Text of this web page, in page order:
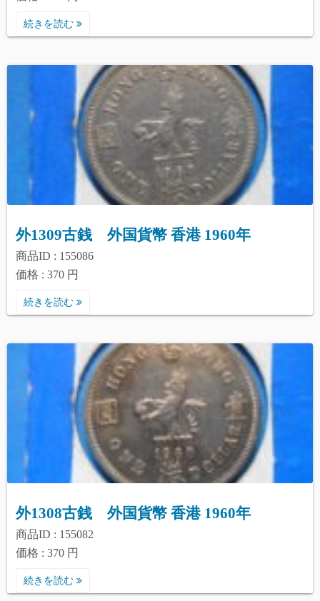
続きを読む
外1309古銭 外国貨幣 香港 1960年
商品ID : 155086
価格 : 370 円
続きを読む
外1308古銭 外国貨幣 香港 1960年
商品ID : 155082
価格 : 370 円
続きを読む